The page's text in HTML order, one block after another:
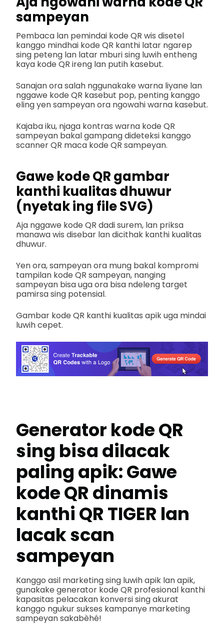
sampeyan
Pembaca lan pemindai kode QR wis disetel
kanggo mindhai kode QR kanthi latar ngarep
sing peteng lan latar mburi sing luwih entheng
kaya kode QR ireng lan putih kasebut.
Sanajan ora salah nggunakake warna liyane lan
nggawe kode QR kasebut pop, penting kanggo
eling yen sampeyan ora ngowahi warna kasebut.
Kajaba iku, njaga kontras warna kode QR
sampeyan bakal gampang dideteksi kanggo
scanner QR maca kode QR sampeyan.
Gawe kode QR gambar
kanthi kualitas dhuwur
(nyetak ing file SVG)
Aja nggawe kode QR dadi surem, lan priksa
manawa wis disebar lan dicithak kanthi kualitas
dhuwur.
Yen ora, sampeyan ora mung bakal kompromi
tampilan kode QR sampeyan, nanging
sampeyan bisa uga ora bisa ndeleng target
pamirsa sing potensial.
Gambar kode QR kanthi kualitas apik uga mindai
luwih cepet.
Generator kode QR
sing bisa dilacak
paling apik: Gawe
kode QR dinamis
kanthi QR TIGER lan
lacak scan
sampeyan
Kanggo asil marketing sing luwih apik lan apik,
gunakake generator kode QR profesional kanthi
kapasitas pelacakan konversi sing akurat
kanggo ngukur sukses kampanye marketing
sampeyan sakabèhé!